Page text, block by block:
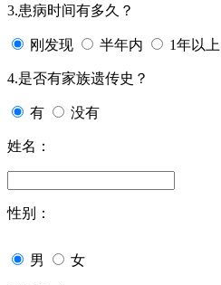
3.患病时间有多久？
刚发现 半年内 1年以上
4.是否有家族遗传史？
有 没有
姓名：
性别：
男 女